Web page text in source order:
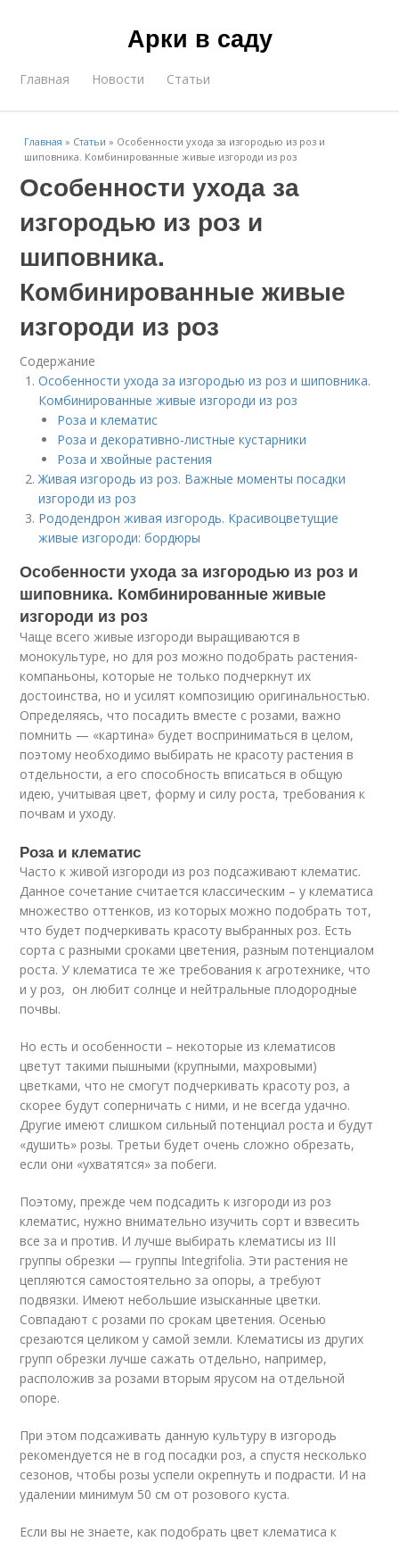
Арки в саду
Главная Новости Статьи
Главная » Статьи » Особенности ухода за изгородью из роз и
шиповника. Комбинированные живые изгороди из роз
Особенности ухода за
изгородью из роз и
шиповника.
Комбинированные живые
изгороди из роз
Содержание
Особенности ухода за изгородью из роз и шиповника.
Комбинированные живые изгороди из роз
Роза и клематис
Роза и декоративно-листные кустарники
Роза и хвойные растения
Живая изгородь из роз. Важные моменты посадки
изгороди из роз
Рододендрон живая изгородь. Красивоцветущие
живые изгороди: бордюры
Особенности ухода за изгородью из роз и
шиповника. Комбинированные живые
изгороди из роз
Чаще всего живые изгороди выращиваются в
монокультуре, но для роз можно подобрать растения-
компаньоны, которые не только подчеркнут их
достоинства, но и усилят композицию оригинальностью.
Определяясь, что посадить вместе с розами, важно
помнить — «картина» будет восприниматься в целом,
поэтому необходимо выбирать не красоту растения в
отдельности, а его способность вписаться в общую
идею, учитывая цвет, форму и силу роста, требования к
почвам и уходу.
Роза и клематис
Часто к живой изгороди из роз подсаживают клематис.
Данное сочетание считается классическим – у клематиса
множество оттенков, из которых можно подобрать тот,
что будет подчеркивать красоту выбранных роз. Есть
сорта с разными сроками цветения, разным потенциалом
роста. У клематиса те же требования к агротехнике, что
и у роз, он любит солнце и нейтральные плодородные
почвы.
Но есть и особенности – некоторые из клематисов
цветут такими пышными (крупными, махровыми)
цветками, что не смогут подчеркивать красоту роз, а
скорее будут соперничать с ними, и не всегда удачно.
Другие имеют слишком сильный потенциал роста и будут
«душить» розы. Третьи будет очень сложно обрезать,
если они «ухватятся» за побеги.
Поэтому, прежде чем подсадить к изгороди из роз
клематис, нужно внимательно изучить сорт и взвесить
все за и против. И лучше выбирать клематисы из III
группы обрезки — группы Integrifolia. Эти растения не
цепляются самостоятельно за опоры, а требуют
подвязки. Имеют небольшие изысканные цветки.
Совпадают с розами по срокам цветения. Осенью
срезаются целиком у самой земли. Клематисы из других
групп обрезки лучше сажать отдельно, например,
расположив за розами вторым ярусом на отдельной
опоре.
При этом подсаживать данную культуру в изгородь
рекомендуется не в год посадки роз, а спустя несколько
сезонов, чтобы розы успели окрепнуть и подрасти. И на
удалении минимум 50 см от розового куста.
Если вы не знаете, как подобрать цвет клематиса к